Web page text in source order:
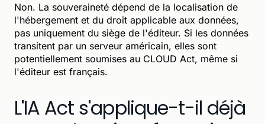
Non. La souveraineté dépend de la localisation de
l'hébergement et du droit applicable aux données,
pas uniquement du siège de l'éditeur. Si les données
transitent par un serveur américain, elles sont
potentiellement soumises au CLOUD Act, même si
l'éditeur est français.
L'IA Act s'applique-t-il déjà